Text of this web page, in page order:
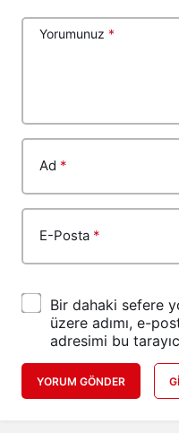
Yorumunuz *
Ad *
E-Posta *
Bir dahaki sefere
üzere adımı, e-
adresimi bu
YORUM GÖNDER